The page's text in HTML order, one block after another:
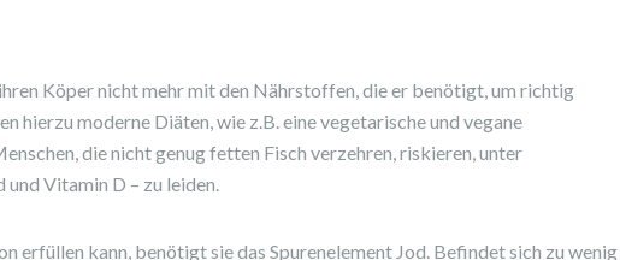
Köper nicht mehr mit den Nährstoffen, die er benötigt, um richtig
hierzu moderne Diäten, wie z.B. eine vegetarische und vegane
die nicht genug fetten Fisch verzehren, riskieren, unter
und Vitamin D – zu leiden.
erfüllen kann, benötigt sie das Spurenelement Jod. Befindet sich zu wenig